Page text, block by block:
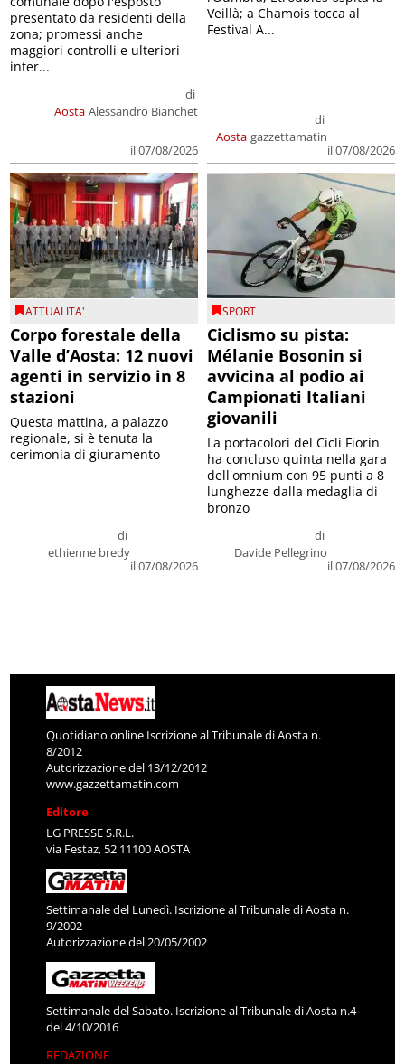
Aosta
di
Alessandro Bianchet
il 07/08/2026
presentato da residenti della
zona; promessi anche
maggiori controlli e ulteriori
inter...
Aosta
di
gazzettamatin
il 07/08/2026
Veillà; a Chamois tocca al
Festival A...
ATTUALITA'
Corpo forestale della
Valle d’Aosta: 12 nuovi
agenti in servizio in 8
stazioni
di
ethienne bredy
il 07/08/2026
Questa mattina, a palazzo
regionale, si è tenuta la
cerimonia di giuramento
SPORT
Ciclismo su pista:
Mélanie Bosonin si
avvicina al podio ai
Campionati Italiani
giovanili
di
Davide Pellegrino
il 07/08/2026
La portacolori del Cicli Fiorin
ha concluso quinta nella gara
dell'omnium con 95 punti a 8
lunghezze dalla medaglia di
bronzo
Quotidiano online Iscrizione al Tribunale di Aosta n.
8/2012
Autorizzazione del 13/12/2012
www.gazzettamatin.com
Editore
LG PRESSE S.R.L.
via Festaz, 52 11100 AOSTA
Settimanale del Lunedì. Iscrizione al Tribunale di Aosta n.
9/2002
Autorizzazione del 20/05/2002
Settimanale del Sabato. Iscrizione al Tribunale di Aosta n.4
del 4/10/2016
REDAZIONE